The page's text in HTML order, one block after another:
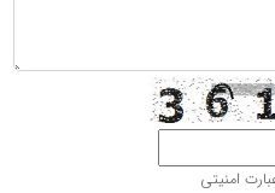
امنیتی